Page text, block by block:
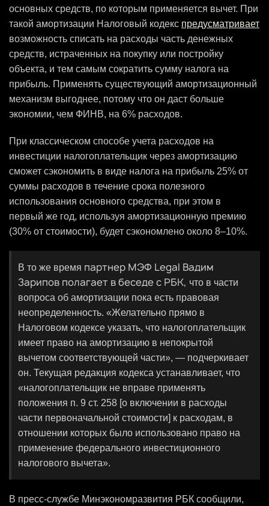
основных средств, по которым применяется вычет. При
такой амортизации Налоговый кодекс предусматривает
возможность списать на расходы часть денежных
средств, истраченных на покупку или постройку
объекта, и тем самым сократить сумму налога на
прибыль. Применять существующий амортизационный
механизм выгоднее, потому что он даст больше
экономии, чем ФИНВ, на 6% расходов.
При классическом способе учета расходов на
инвестиции налогоплательщик через амортизацию
сможет сэкономить в виде налога на прибыль 25% от
суммы расходов в течение срока полезного
использования основного средства, при этом в
первый же год, используя амортизационную премию
(30% от стоимости), будет сэкономлено около 8–10%.
В то же время партнер МЭФ Legal Вадим
Зарипов полагает в беседе с РБК, что в части
вопроса об амортизации пока есть правовая
неопределенность. «Желательно прямо в
Налоговом кодексе указать, что налогоплательщик
имеет право на амортизацию в непокрытой
вычетом соответствующей части», — подчеркивает
он. Текущая редакция кодекса устанавливает, что
«налогоплательщик не вправе применять
положения п. 9 ст. 258 [о включении в расходы
части первоначальной стоимости] к расходам, в
отношении которых было использовано право на
применение федерального инвестиционного
налогового вычета».
В пресс-службе Минэкономразвития РБК сообщили,